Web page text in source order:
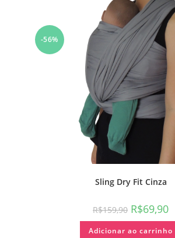
-56%
Sling Dry Fit Cinza
R$159,90 R$69,90
Adicionar ao carrinho